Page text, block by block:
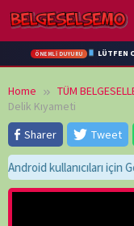
Skip
to
content
ÖNEMLİ DUYURU LÜTFEN
Home TÜM
Delik Kıyameti
Sharer
Tweet
kullanıcıları için